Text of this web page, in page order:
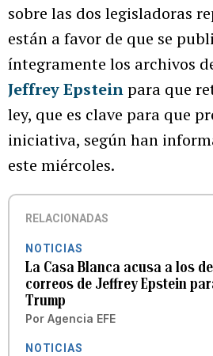
sobre las dos legisladoras
están a favor de que se
íntegramente los archivos
Jeffrey Epsteinpara que
ley, que es clave para que
iniciativa, según han
este miércoles.
RELACIONADAS
NOTICIAS
La Casa Blanca acusa a los
correos de Jeffrey Epstein
Trump
Por Agencia EFE
NOTICIAS